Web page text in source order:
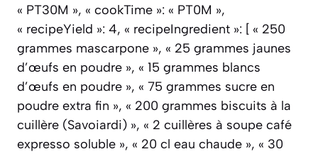
« PT30M », « cookTime »: « PT0M »,
« recipeYield »: 4, « recipeIngredient »: [ « 250
grammes mascarpone », « 25 grammes jaunes
d’œufs en poudre », « 15 grammes blancs
d’œufs en poudre », « 75 grammes sucre en
poudre extra fin », « 200 grammes biscuits à la
cuillère (Savoiardi) », « 2 cuillères à soupe café
expresso soluble », « 20 cl eau chaude », « 30